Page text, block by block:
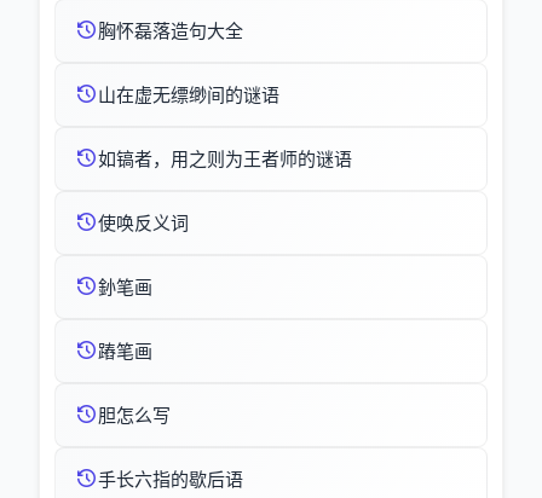
胸怀磊落造句大全
山在虚无缥缈间的谜语
如镐者，用之则为王者师的谜语
使唤反义词
釥笔画
蹖笔画
胆怎么写
手长六指的歇后语